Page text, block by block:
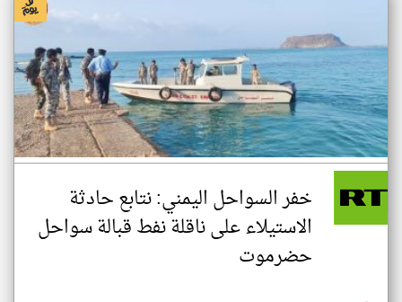
خفر السواحل اليمني: نتابع حادثة
الاستيلاء على ناقلة نفط قبالة سواحل
حضرموت